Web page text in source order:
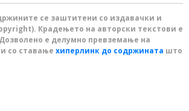
се заштитени со издавачки и
Крадењето на авторски текстови е
е делумно превземање на
со ставање хиперлинк до содржината што